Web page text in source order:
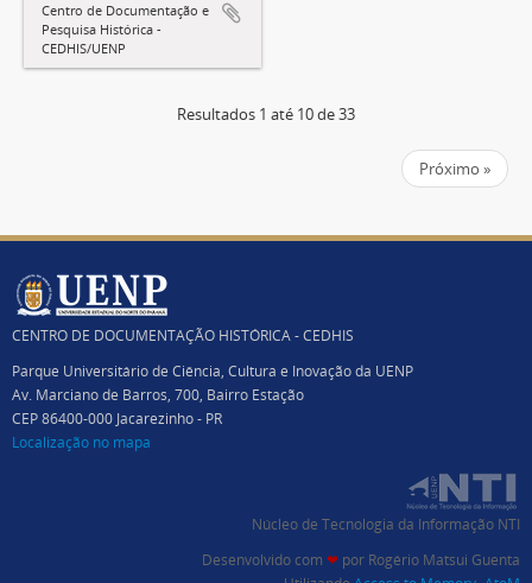
Centro de Documentação e
Pesquisa Histórica -
CEDHIS/UENP
Resultados 1 até 10 de 33
Próximo »
CENTRO DE DOCUMENTAÇÃO HISTÓRICA - CEDHIS
Parque Universitário de Ciência, Cultura e Inovação da UENP
Av. Marciano de Barros, 700, Bairro Estação
CEP 86400-000 Jacarezinho - PR
Localização no mapa
Núcleo de Tecnologia da Informação NTI
Desenvolvido com ❤ por Rogério Matsui Guenta